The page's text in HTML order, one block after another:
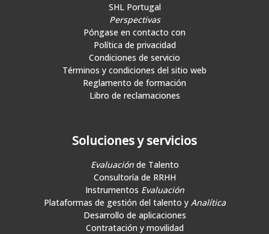
SHL Portugal
Perspectivas
Póngase en contacto con
Política de privacidad
Condiciones de servicio
Términos y condiciones del sitio web
Reglamento de formación
Libro de reclamaciones
Soluciones y servicios
Evaluaciónde Talento
Consultoría de RRHH
Instrumentos Evaluación
Plataformas de gestión del talento y Analítica
Desarrollo de aplicaciones
Contratación y movilidad